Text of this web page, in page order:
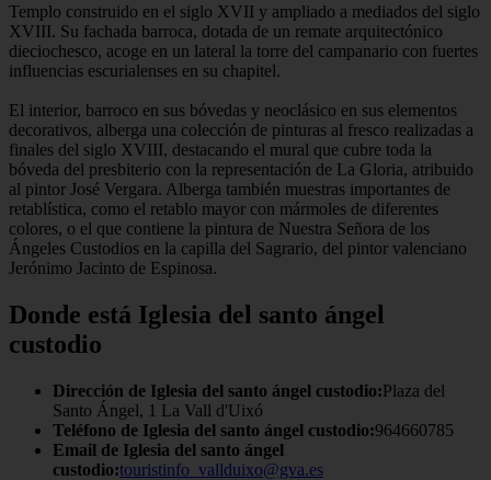
Templo construido en el siglo XVII y ampliado a mediados del siglo
XVIII. Su fachada barroca, dotada de un remate arquitectónico
dieciochesco, acoge en un lateral la torre del campanario con fuertes
influencias escurialenses en su chapitel.
El interior, barroco en sus bóvedas y neoclásico en sus elementos
decorativos, alberga una colección de pinturas al fresco realizadas a
finales del siglo XVIII, destacando el mural que cubre toda la
bóveda del presbiterio con la representación de La Gloria, atribuido
al pintor José Vergara. Alberga también muestras importantes de
retablística, como el retablo mayor con mármoles de diferentes
colores, o el que contiene la pintura de Nuestra Señora de los
Ángeles Custodios en la capilla del Sagrario, del pintor valenciano
Jerónimo Jacinto de Espinosa.
Donde está Iglesia del santo ángel
custodio
Dirección de Iglesia del santo ángel custodio:Plaza del
Santo Ángel, 1 La Vall d'Uixó
Teléfono de Iglesia del santo ángel custodio:964660785
Email de Iglesia del santo ángel
custodio:touristinfo_vallduixo@gva.es